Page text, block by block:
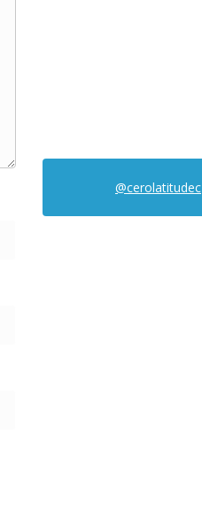
@cerolatitudec